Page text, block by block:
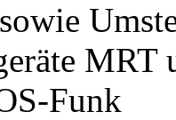
MRT
Funk